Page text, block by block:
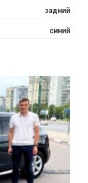
задний
синий